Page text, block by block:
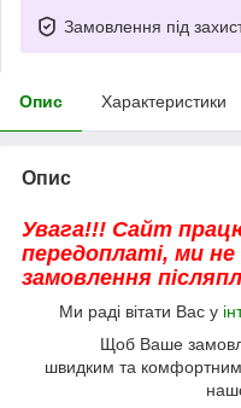
Замовлення під
Опис Характеристики
Опис
Увага!!! Сайт
передоплаті, ми не
замовлення
Ми раді вітати Вас у
Щоб Ваше
швидким та